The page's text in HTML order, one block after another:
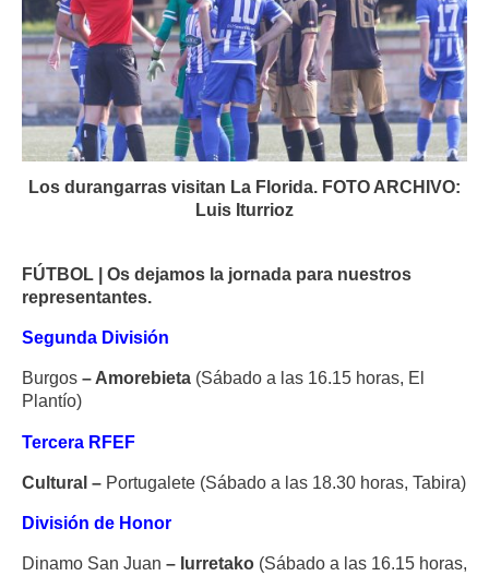
Los durangarras visitan La Florida. FOTO ARCHIVO:
Luis Iturrioz
FÚTBOL | Os dejamos la jornada para nuestros
representantes.
Segunda División
Burgos – Amorebieta (Sábado a las 16.15 horas, El
Plantío)
Tercera RFEF
Cultural – Portugalete (Sábado a las 18.30 horas, Tabira)
División de Honor
Dinamo San Juan – Iurretako (Sábado a las 16.15 horas,